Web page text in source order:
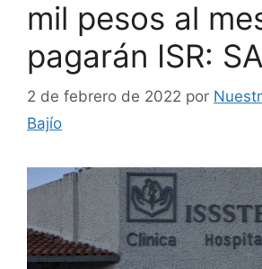
mil pesos al
pagarán ISR:
2 de febrero de 2022 por
Bajío